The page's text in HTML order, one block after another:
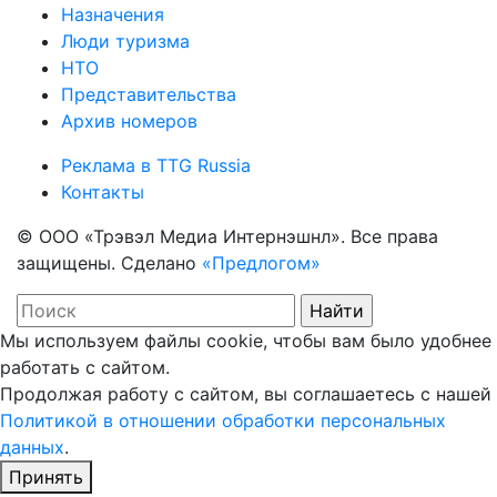
Назначения
Люди туризма
НТО
Представительства
Архив номеров
Реклама в TTG Russia
Контакты
© ООО «Трэвэл Медиа Интернэшнл». Все права
защищены. Сделано «Предлогом»
Мы используем файлы cookie, чтобы вам было удобнее
работать с сайтом.
Продолжая работу с сайтом, вы соглашаетесь с нашей
Политикой в отношении обработки персональных
данных.
Принять